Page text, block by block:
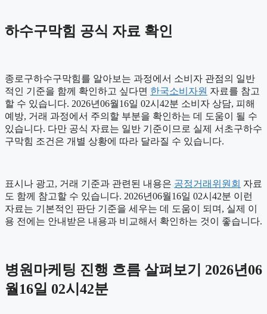
하수구막힘 공식 자료 확인
종로구하수구막힘를 알아보는 과정에서 소비자 관점의 일반
적인 기준을 함께 확인하고 싶다면 한국소비자원 자료를 참고
할 수 있습니다. 2026년06월16일 02시42분 소비자 상담, 피해
예방, 거래 과정에서 주의할 부분을 확인하는 데 도움이 될 수
있습니다. 다만 공식 자료는 일반 기준이므로 실제 서초구하수
구막힘 조건은 개별 상황에 따라 달라질 수 있습니다.
표시나 광고, 거래 기준과 관련된 내용은 공정거래위원회 자료
도 함께 참고할 수 있습니다. 2026년06월16일 02시42분 이런
자료는 기본적인 판단 기준을 세우는 데 도움이 되며, 실제 이
용 전에는 안내받은 내용과 비교해서 확인하는 것이 좋습니다.
병원마케팅 진행 흐름 살펴보기 2026년06
월16일 02시42분